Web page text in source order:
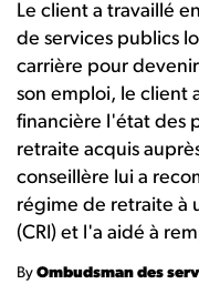
Le client a travaillé
de services publics
carrière pour
son emploi, le client
financière l'état des
retraite acquis
conseillère lui a
régime de retraite à
(CRI) et l'a aidé à
By Ombudsman des